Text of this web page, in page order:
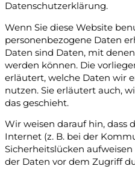
Datenschutzerklärung.
Wenn Sie diese Website
personenbezogene Daten
Daten sind Daten, mit
werden können. Die
erläutert, welche Daten wir
nutzen. Sie erläutert auch,
das geschieht.
Wir weisen darauf hin, dass
Internet (z. B. bei der
Sicherheitslücken
der Daten vor dem Zugriff